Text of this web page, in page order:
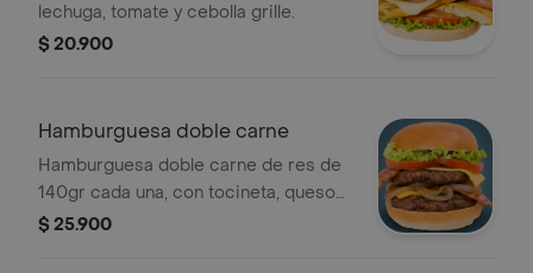
lechuga, tomate y cebolla grille.
$ 20.900
Hamburguesa doble carne
Hamburguesa doble carne de res de
140gr cada una, con tocineta, queso
amarillo, lechuga, tomate y cebolla
$ 25.900